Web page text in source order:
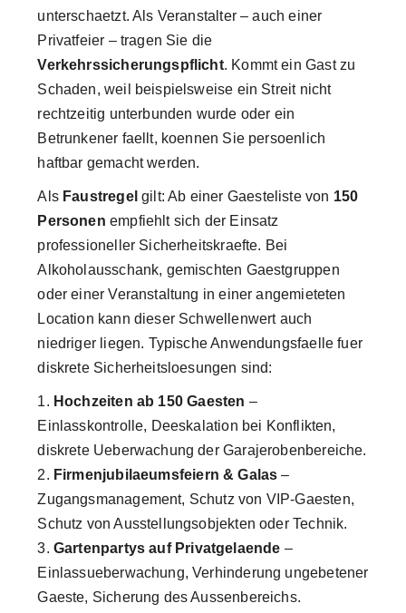
unterschaetzt. Als Veranstalter – auch einer
Privatfeier – tragen Sie die
Verkehrssicherungspflicht. Kommt ein Gast zu
Schaden, weil beispielsweise ein Streit nicht
rechtzeitig unterbunden wurde oder ein
Betrunkener faellt, koennen Sie persoenlich
haftbar gemacht werden.
Als Faustregel gilt: Ab einer Gaesteliste von 150
Personen empfiehlt sich der Einsatz
professioneller Sicherheitskraefte. Bei
Alkoholausschank, gemischten Gaestgruppen
oder einer Veranstaltung in einer angemieteten
Location kann dieser Schwellenwert auch
niedriger liegen. Typische Anwendungsfaelle fuer
diskrete Sicherheitsloesungen sind:
Hochzeiten ab 150 Gaesten –
Einlasskontrolle, Deeskalation bei Konflikten,
diskrete Ueberwachung der Garajerobenbereiche.
Firmenjubilaeumsfeiern & Galas –
Zugangsmanagement, Schutz von VIP-Gaesten,
Schutz von Ausstellungsobjekten oder Technik.
Gartenpartys auf Privatgelaende –
Einlassueberwachung, Verhinderung ungebetener
Gaeste, Sicherung des Aussenbereichs.